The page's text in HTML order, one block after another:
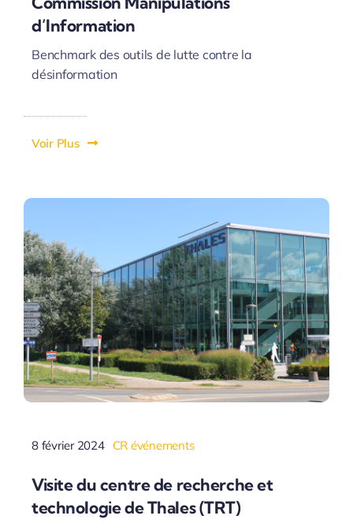
d’Information
Benchmark des outils de lutte contre la
désinformation
Voir Plus
8 février 2024 CR événements
Visite du centre de recherche et
technologie de Thales (TRT)